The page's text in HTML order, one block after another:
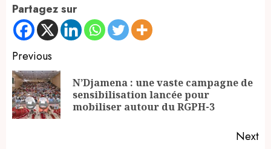
Partagez sur
Continue
Reading
Previous
N’Djamena : une vaste campagne de
sensibilisation lancée pour
mobiliser autour du RGPH-3
Next